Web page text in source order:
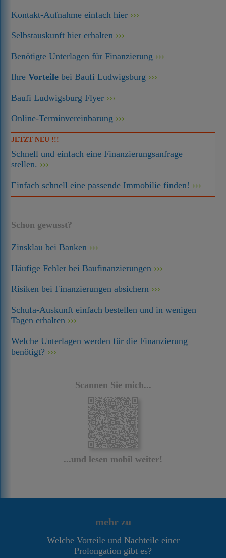
Kontakt-Aufnahme einfach hier
Selbstauskunft hier erhalten
Benötigte Unterlagen für Finanzierung
IhreVorteile bei Baufi Ludwigsburg
Baufi Ludwigsburg Flyer
Online-Terminvereinbarung
JETZT NEU !!!
Schnell und einfach eine Finanzierungsanfrage
stellen.
Einfach schnell eine passende Immobilie finden!
Schon gewusst?
Zinsklau bei Banken
Häufige Fehler bei Baufinanzierungen
Risiken bei Finanzierungen absichern
Schufa-Auskunft einfach bestellen und in wenigen
Tagen erhalten
Welche Unterlagen werden für die Finanzierung
benötigt?
Scannen Sie mich...
...und lesen mobil weiter!
mehr zu
Welche Vorteile und Nachteile einer
Prolongation gibt es?